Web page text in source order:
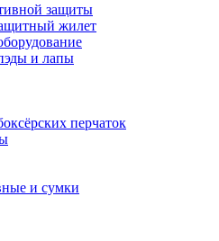
защиты
жилет
и лапы
перчаток
и сумки